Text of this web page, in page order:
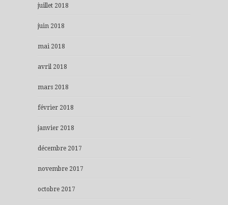
juillet 2018
juin 2018
mai 2018
avril 2018
mars 2018
février 2018
janvier 2018
décembre 2017
novembre 2017
octobre 2017